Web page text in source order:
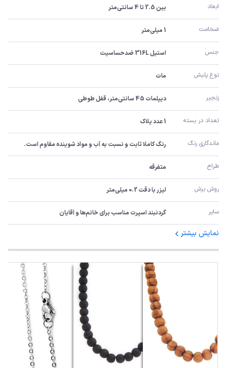
ابعاد بین 2.5 تا 4 سانتی‌متر
ضخامت 1 میلی‌متر
جنس استیل 316L ضدحساسیت
نوع پلیش مات
زنجیر دیپلمات 45 سانتی‌متر، قفل طوطی
تعداد در بسته 1 عدد پلاک
ماندگاری رنگ رنگ کاملا ثابت و نسبت به آب و مواد شوینده مقاوم است.
طراح متفرقه
روش برش لیزر با دقت 0.2 میلی‌متر
سایر گردنبند اسپرت مناسب برای خانم‌ها و آقایان
نمایش بیشتر